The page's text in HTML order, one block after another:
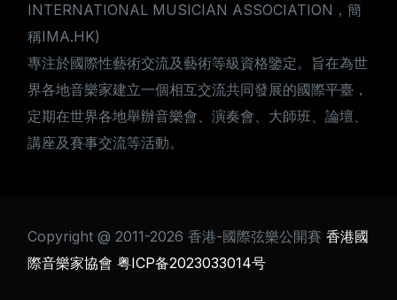
INTERNATIONAL MUSICIAN ASSOCIATION，簡
稱IMA.HK)
專注於國際性藝術交流及藝術等級資格鑒定。旨在為世
界各地音樂家建立一個相互交流共同發展的國際平臺，
定期在世界各地舉辦音樂會、演奏會、大師班、論壇、
講座及賽事交流等活動。
Copyright @ 2011-2026 香港-國際弦樂公開賽香港國
際音樂家協會 粤ICP备2023033014号